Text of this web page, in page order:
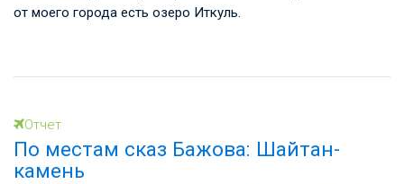
от моего города есть озеро Иткуль.
Отчет
По местам сказ Бажова: Шайтан-
камень